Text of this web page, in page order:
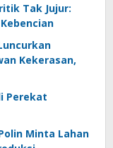
Tak Jujur:
Kekerasan,
Perekat
Minta Lahan